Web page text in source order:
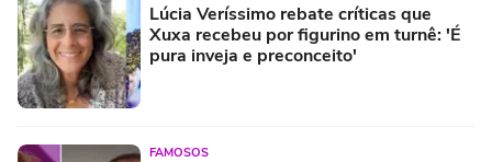
Lúcia Veríssimo rebate críticas que
Xuxa recebeu por figurino em turnê: 'É
pura inveja e preconceito'
FAMOSOS